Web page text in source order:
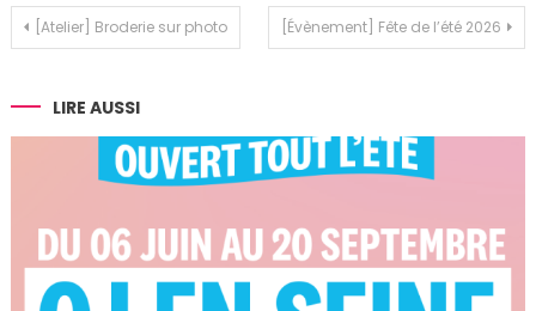
Navigation
l’article
[Atelier] Broderie sur photo [Évènement] Fête de l’été 2026
LIRE AUSSI